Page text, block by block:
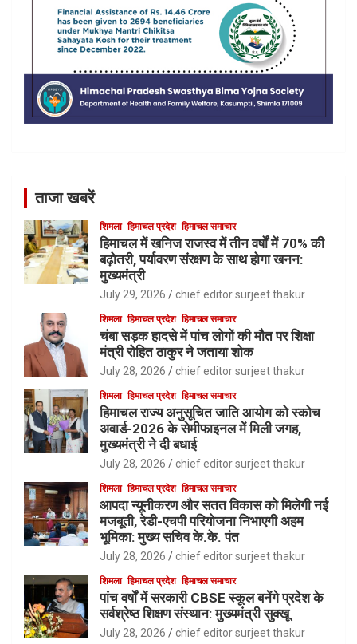
ताजा खबरें
शिमला हिमाचल प्रदेश हिमाचल समाचार
हिमाचल में खनिज राजस्व में तीन वर्षों में 70% की
बढ़ोतरी, पर्यावरण संरक्षण के साथ होगा खनन:
मुख्यमंत्री
July 29, 2026 chief editor surjeet thakur
शिमला हिमाचल प्रदेश हिमाचल समाचार
चंबा सड़क हादसे में पांच लोगों की मौत पर शिक्षा
मंत्री रोहित ठाकुर ने जताया शोक
July 28, 2026 chief editor surjeet thakur
शिमला हिमाचल प्रदेश हिमाचल समाचार
हिमाचल राज्य अनुसूचित जाति आयोग को स्कोच
अवार्ड-2026 के सेमीफाइनल में मिली जगह,
मुख्यमंत्री ने दी बधाई
July 28, 2026 chief editor surjeet thakur
शिमला हिमाचल प्रदेश हिमाचल समाचार
आपदा न्यूनीकरण और सतत विकास को मिलेगी नई
मजबूती, रेडी-एचपी परियोजना निभाएगी अहम
भूमिका: मुख्य सचिव के.के. पंत
July 28, 2026 chief editor surjeet thakur
शिमला हिमाचल प्रदेश हिमाचल समाचार
पांच वर्षों में सरकारी CBSE स्कूल बनेंगे प्रदेश के
सर्वश्रेष्ठ शिक्षण संस्थान: मुख्यमंत्री सुक्खू
July 28, 2026 chief editor surjeet thakur